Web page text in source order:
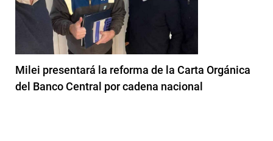
Milei presentará la reforma de la Carta Orgánica
del Banco Central por cadena nacional